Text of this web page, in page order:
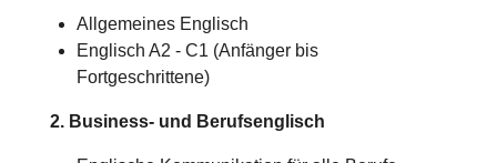
Allgemeines Englisch
Englisch A2 - C1 (Anfänger bis
Fortgeschrittene)
2. Business- und Berufsenglisch